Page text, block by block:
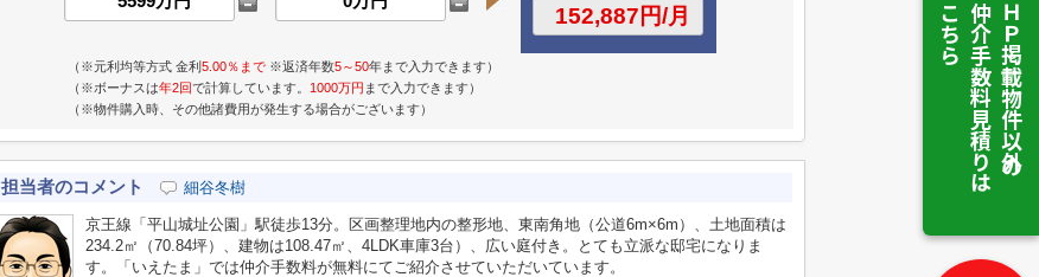
ＨＰ掲載物件以外の
仲介手数料見積りは
こちら
（※元利均等方式 金利5.00％まで ※返済年数5～50年まで入力できます）
（※ボーナスは年2回で計算しています。 1000万円 まで入力できます）
（※物件購入時、その他諸費用が発生する場合がございます）
担当者のコメント 細谷冬樹
京王線「平山城址公園」駅徒歩13分。区画整理地内の整形地、東南角地（公道6m×6m）、土地面積は
234.2㎡（70.84坪）、建物は108.47㎡、4LDK車庫3台）、広い庭付き。とても立派な邸宅になりま
す。「いえたま」では仲介手数料が無料にてご紹介させていただいています。